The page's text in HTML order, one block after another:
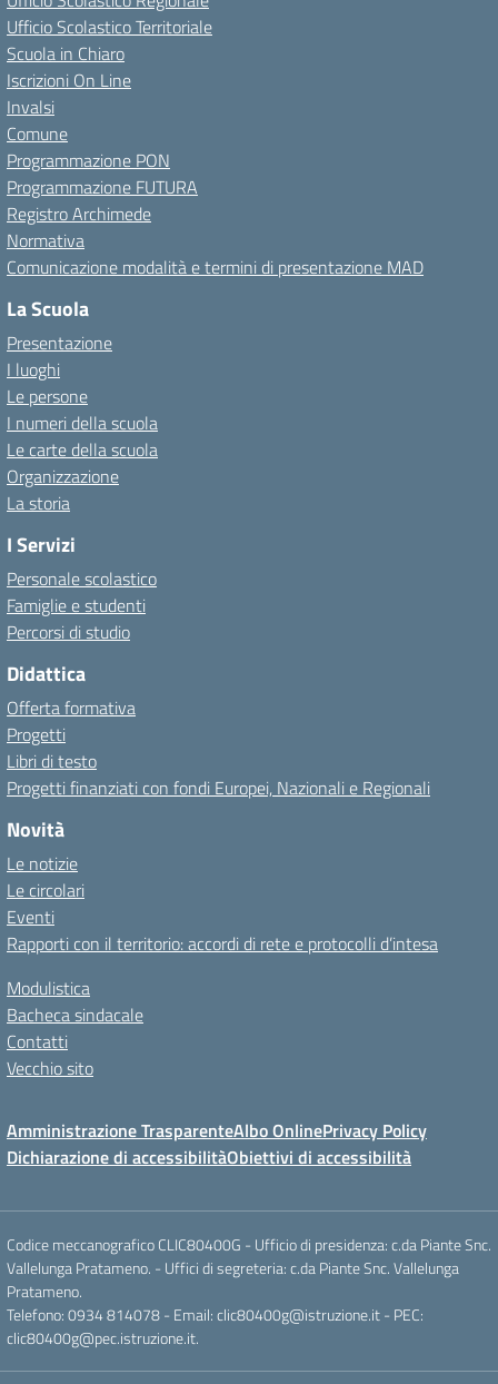
Ufficio Scolastico Territoriale
Scuola in Chiaro
Iscrizioni On Line
Invalsi
Comune
Programmazione PON
Programmazione FUTURA
Registro Archimede
Normativa
Comunicazione modalità e termini di presentazione MAD
La Scuola
Presentazione
I luoghi
Le persone
I numeri della scuola
Le carte della scuola
Organizzazione
La storia
I Servizi
Personale scolastico
Famiglie e studenti
Percorsi di studio
Didattica
Offerta formativa
Progetti
Libri di testo
Progetti finanziati con fondi Europei, Nazionali e Regionali
Novità
Le notizie
Le circolari
Eventi
Rapporti con il territorio: accordi di rete e protocolli d’intesa
Modulistica
Bacheca sindacale
Contatti
Vecchio sito
Amministrazione TrasparenteAlbo OnlinePrivacy Policy
Dichiarazione di accessibilitàObiettivi di accessibilità
Codice meccanografico CLIC80400G - Ufficio di presidenza: c.da Piante Snc.
Vallelunga Pratameno. - Uffici di segreteria: c.da Piante Snc. Vallelunga
Pratameno.
Telefono: 0934 814078 - Email: clic80400g@istruzione.it - PEC:
clic80400g@pec.istruzione.it.